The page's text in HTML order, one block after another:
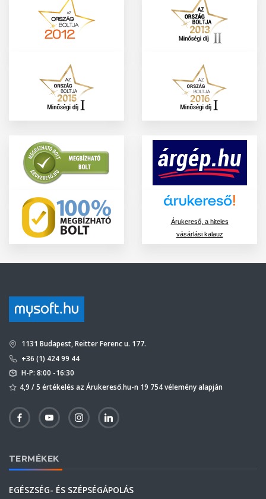
Árukereső, a hiteles
vásárlási kalauz
1131 Budapest, Reitter Ferenc u. 177.
+36 (1) 424 99 44
H-P: 8:00 -16:30
4,9 / 5 értékelés az Árukereső.hu-n 19 754 vélemény alapján
TERMÉKEK
EGÉSZSÉG- ÉS SZÉPSÉGÁPOLÁS